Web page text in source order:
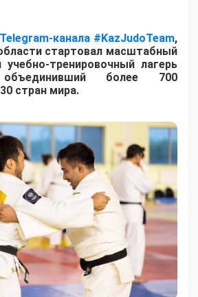
Telegram-канала #KazJudoTeam,
стартовал масштабный
тренировочный лагерь
более 700
стран мира.